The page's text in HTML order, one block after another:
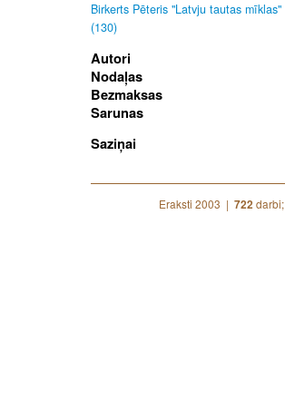
Birkerts Pēteris "Latvju tautas mīklas"
(130)
Autori
Nodaļas
Bezmaksas
Sarunas
Saziņai
Eraksti 2003 | 722 darbi;